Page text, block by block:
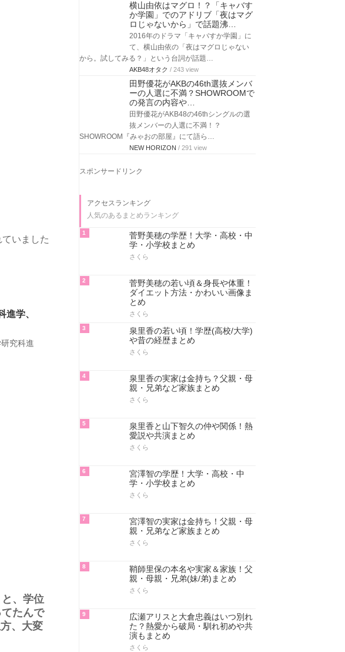
いました
進学、
究科進
、学位
たんで
、大変
横山由依はマグロ！？「キャバす
か学園」でのアドリブ「夜はマグ
ロじゃないから」で話題沸…
2016年のドラマ「キャバすか学園」に
て、横山由依の「夜はマグロじゃない
から。試してみる？」という台詞が話題…
AKB48オタク / 243 view
田野優花がAKBの46th選抜メンバ
ーの人選に不満？SHOWROOMで
の発言の内容や…
田野優花がAKB48の46thシングルの選
抜メンバーの人選に不満！？
SHOWROOM『みゃおの部屋』にて語ら…
NEW HORIZON / 291 view
スポンサードリンク
アクセスランキング
人気のあるまとめランキング
1
菅野美穂の学歴！大学・高校・中
学・小学校まとめ
さくら
2
菅野美穂の若い頃＆身長や体重！
ダイエット方法・かわいい画像ま
とめ
さくら
3
泉里香の若い頃！学歴(高校/大学)
や昔の経歴まとめ
さくら
4
泉里香の実家は金持ち？父親・母
親・兄弟など家族まとめ
さくら
5
泉里香と山下智久の仲や関係！熱
愛説や共演まとめ
さくら
6
宮澤智の学歴！大学・高校・中
学・小学校まとめ
さくら
7
宮澤智の実家は金持ち！父親・母
親・兄弟など家族まとめ
さくら
8
鞘師里保の本名や実家＆家族！父
親・母親・兄弟(妹/弟)まとめ
さくら
9
広瀬アリスと大倉忠義はいつ別れ
た？熱愛から破局・馴れ初めや共
演もまとめ
さくら